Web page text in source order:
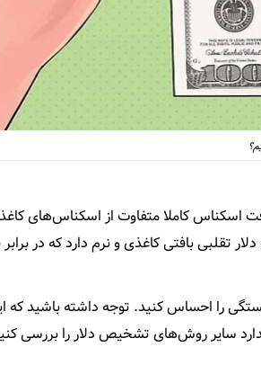
اسکناس کاملا متفاوت از اسکناس‌های
تقلبی بافتی کاغذی و نرم دارد که در
را احساس کنید. توجه داشته باشید که
سایر روش‌های تشخیص دلار را بررسی